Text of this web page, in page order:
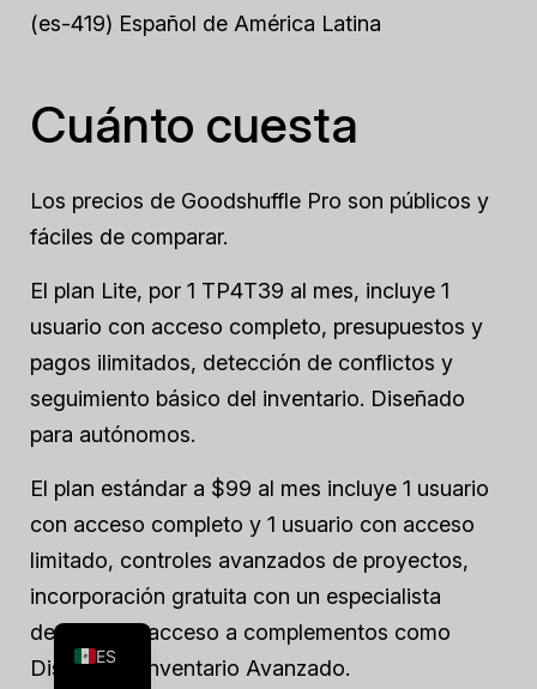
(es-419) Español de América Latina
Cuánto cuesta
Los precios de Goodshuffle Pro son públicos y
fáciles de comparar.
El plan Lite, por 1 TP4T39 al mes, incluye 1
usuario con acceso completo, presupuestos y
pagos ilimitados, detección de conflictos y
seguimiento básico del inventario. Diseñado
para autónomos.
El plan estándar a $99 al mes incluye 1 usuario
con acceso completo y 1 usuario con acceso
limitado, controles avanzados de proyectos,
incorporación gratuita con un especialista
dedicado y acceso a complementos como
Dispatch e Inventario Avanzado.
ES
FR